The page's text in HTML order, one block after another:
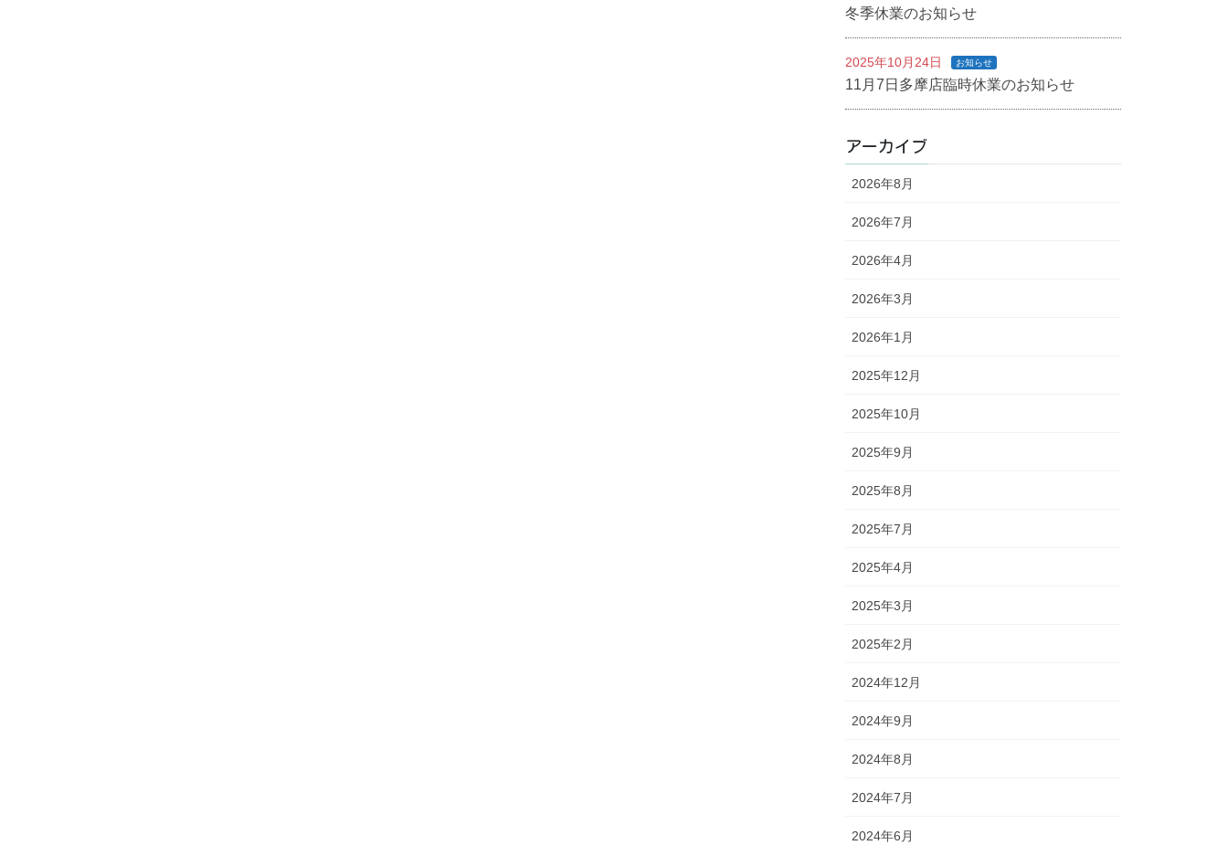
冬季休業のお知らせ
2025年10月24日 お知らせ
11月7日多摩店臨時休業のお知らせ
アーカイブ
2026年8月
2026年7月
2026年4月
2026年3月
2026年1月
2025年12月
2025年10月
2025年9月
2025年8月
2025年7月
2025年4月
2025年3月
2025年2月
2024年12月
2024年9月
2024年8月
2024年7月
2024年6月